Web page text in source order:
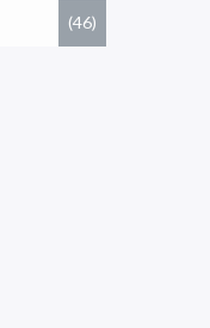
(46)